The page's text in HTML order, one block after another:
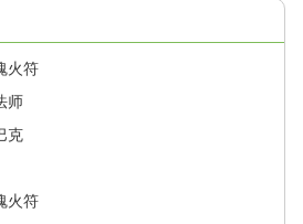
火符
师
克
火符